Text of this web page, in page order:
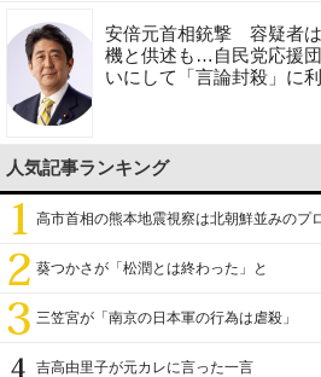
安倍元首相銃撃 容疑者
機と供述も…自民党応援
いにして「言論封殺」に
人気記事ランキング
高市首相の熊本地震視察は北朝鮮並みのプ
葵つかさが「松潤とは終わった」と
三笠宮が「南京の日本軍の行為は虐殺」
吉高由里子が元カレに言った一言